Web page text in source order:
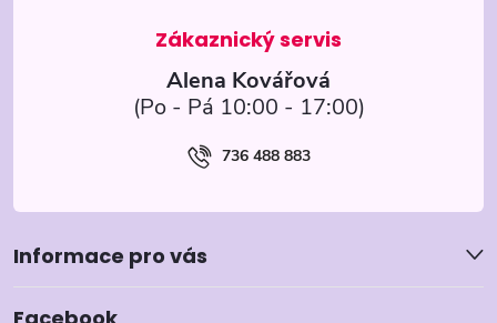
Alena Kovářová
736 488 883
Informace pro vás